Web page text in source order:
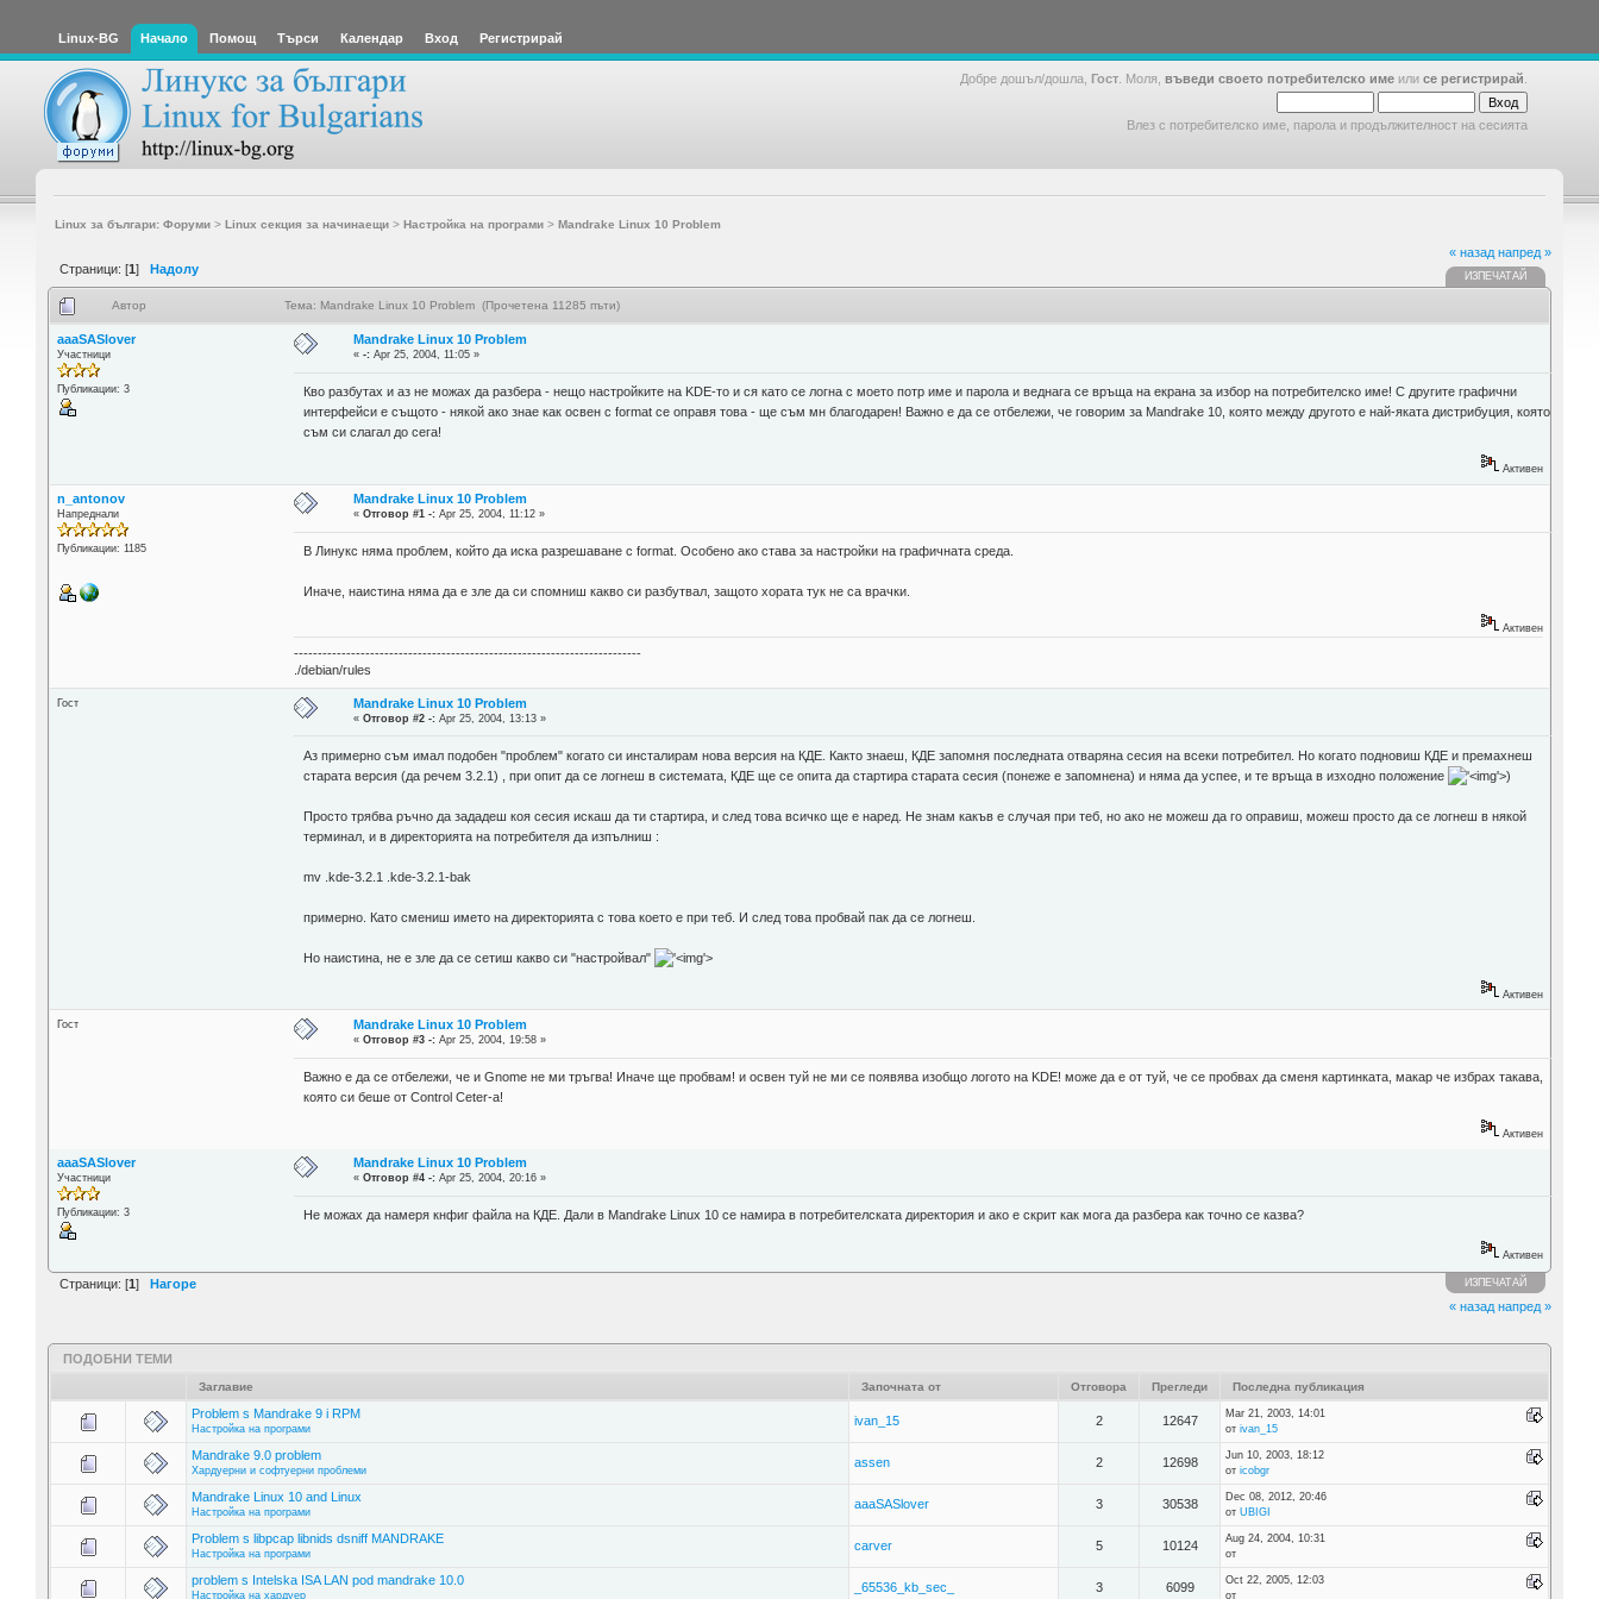
Linux-BG Начало Помощ Търси Календар Вход Регистрирай
Добре дошъл/дошла, Гост . Моля, въведи своето потребителско име или се регистрирай
Влез с потребителско име, парола и продължителност на сесията
Linux за българи: Форуми> Linux секция за начинаещи> Настройка на програми> Mandrake Linux 10 Problem
Страници: [1] Надолу
« назад напред »
ИЗПЕЧАТАЙ
Автор Тема: Mandrake Linux 10 Problem (Прочетена 11285 пъти)
aaaSASlover
Участници
Публикации: 3
Mandrake Linux 10 Problem
«-: Apr 25, 2004, 11:05 »
Кво разбутах и аз не можах да разбера - нещо настройките на KDE-то и ся като се логна с моето потр име и парола и веднага се връща на екрана за избор на потребителско име! С другите графични
интерфейси е същото - някой ако знае как освен с format се оправя това - ще съм мн благодарен! Важно е да се отбележи, че говорим за Mandrake 10, която между другото е най-яката дистрибуция, която
съм си слагал до сега!
Активен
n_antonov
Напреднали
Публикации: 1185
Mandrake Linux 10 Problem
«Отговор #1 -: Apr 25, 2004, 11:12 »
В Линукс няма проблем, който да иска разрешаване с format. Особено ако става за настройки на графичната среда.
Иначе, наистина няма да е зле да си спомниш какво си разбутвал, защото хората тук не са врачки.
Активен
-------------------------------------------------------------------------
./debian/rules
Гост Mandrake Linux 10 Problem
«Отговор #2 -: Apr 25, 2004, 13:13 »
Аз примерно съм имал подобен "проблем" когато си инсталирам нова версия на КДЕ. Както знаеш, КДЕ запомня последната отваряна сесия на всеки потребител. Но когато подновиш КДЕ и премахнеш
старата версия (да речем 3.2.1) , при опит да се логнеш в системата, КДЕ ще се опита да стартира старата сесия (понеже е запомнена) и няма да успее, и те връща в изходно положение
'>)
Просто трябва ръчно да зададеш коя сесия искаш да ти стартира, и след това всичко ще е наред. Не знам какъв е случая при теб, но ако не можеш да го оправиш, можеш просто да се логнеш в някой
терминал, и в директорията на потребителя да изпълниш :
mv .kde-3.2.1 .kde-3.2.1-bak
примерно. Като смениш името на директорията с това което е при теб. И след това пробвай пак да се логнеш.
Но наистина, не е зле да се сетиш какво си "настройвал" '>
Активен
Гост Mandrake Linux 10 Problem
«Отговор #3 -: Apr 25, 2004, 19:58 »
Важно е да се отбележи, че и Gnome не ми тръгва! Иначе ще пробвам! и освен туй не ми се появява изобщо логото на KDE! може да е от туй, че се пробвах да сменя картинката, макар че избрах такава,
която си беше от Control Ceter-a!
Активен
aaaSASlover
Участници
Публикации: 3
Mandrake Linux 10 Problem
«Отговор #4 -: Apr 25, 2004, 20:16 »
Не можах да намеря кнфиг файла на КДЕ. Дали в Mandrake Linux 10 се намира в потребителската директория и ако е скрит как мога да разбера как точно се казва?
Активен
Страници: [1] Нагоре ИЗПЕЧАТАЙ
« назад напред »
ПОДОБНИ ТЕМИ
Заглавие Започната от Отговора Прегледи Последна публикация
Problem s Mandrake 9 i RPM
Настройка на програми
ivan_15 2 12647
Mar 21, 2003, 14:01
от ivan_15
Mandrake 9.0 problem
Хардуерни и софтуерни проблеми
assen 2 12698
Jun 10, 2003, 18:12
от icobgr
Mandrake Linux 10 and Linux
Настройка на програми
aaaSASlover 3 30538
Dec 08, 2012, 20:46
от UBIGI
Problem s libpcap libnids dsniff MANDRAKE
Настройка на програми
carver 5 10124
Aug 24, 2004, 10:31
от
problem s Intelska ISA LAN pod mandrake 10.0
Настройка на хардуер
_65536_kb_sec_ 3 6099
Oct 22, 2005, 12:03
от